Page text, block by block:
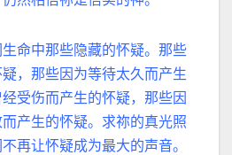
命中那些隐藏的怀疑。那些
，那些因为等待太久而产生
受伤而产生的怀疑，那些因
产生的怀疑。求祢的真光照
再让怀疑成为最大的声音。